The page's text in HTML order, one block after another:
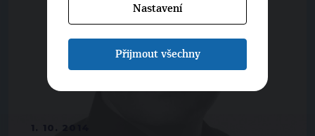
Nastavení
Přijmout všechny